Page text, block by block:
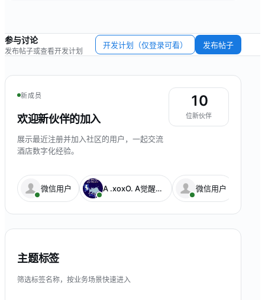
参与讨论
发布帖子或查看开发计划
开发计划（仅登录可看） 发布帖子
新成员
欢迎新伙伴的加入
展示最近注册并加入社区的用户，一起交流
酒店数字化经验。
10
位新伙伴
微信用户 A .xoxO. A觉醒满身金 💤💰 微信用户
主题标签
筛选标签名称，按业务场景快速进入